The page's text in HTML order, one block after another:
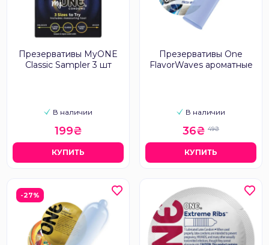
Презервативы MyONE
Classic Sampler 3 шт
В наличии
199₴
КУПИТЬ
Презервативы One
FlavorWaves ароматные
В наличии
36₴ 49₴
КУПИТЬ
-27%